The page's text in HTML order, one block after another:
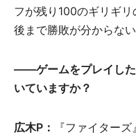
フが残り100のギリギ
後まで勝敗が分からない
――ゲームをプレイした
いていますか？
広木P：
『ファイター